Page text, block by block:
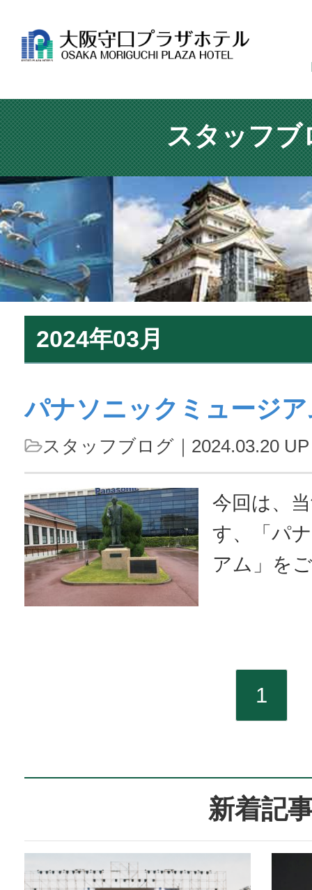
スタッフブ
2024年03月
パナソニックミュージ
スタッフブログ ｜2024.03.20 UP
今回は、
す、「パ
アム」を
おります
「松下幸
館入口＞
暗くして
トアップ
てある昔
1
新着記